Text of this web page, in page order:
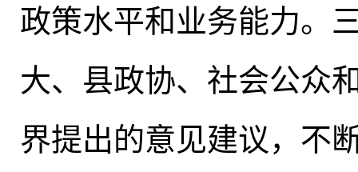
政策水平和业务能力。
大、县政协、社会公众
界提出的意见建议 ， 不